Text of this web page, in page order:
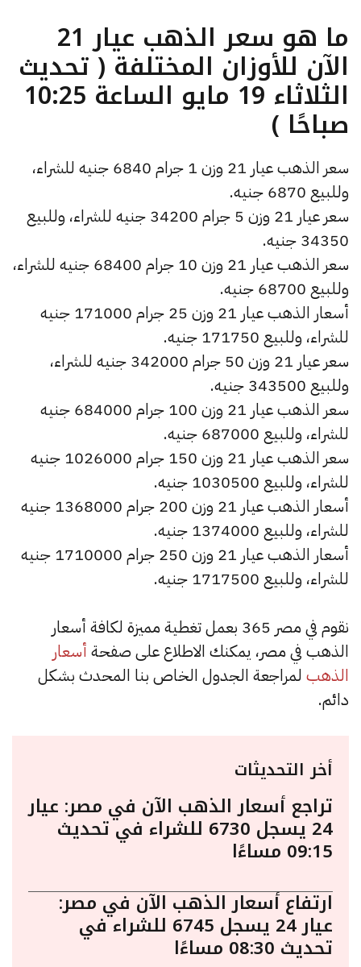
ما هو سعر الذهب عيار 21
الآن للأوزان المختلفة ( تحديث
الثلاثاء 19 مايو الساعة 10:25
صباحًا )
سعر الذهب عيار 21 وزن 1 جرام 6840 جنيه للشراء،
وللبيع 6870 جنيه.
سعر عيار 21 وزن 5 جرام 34200 جنيه للشراء، وللبيع
34350 جنيه.
سعر الذهب عيار 21 وزن 10 جرام 68400 جنيه للشراء،
وللبيع 68700 جنيه.
أسعار الذهب عيار 21 وزن 25 جرام 171000 جنيه
للشراء، وللبيع 171750 جنيه.
سعر عيار 21 وزن 50 جرام 342000 جنيه للشراء،
وللبيع 343500 جنيه.
سعر الذهب عيار 21 وزن 100 جرام 684000 جنيه
للشراء، وللبيع 687000 جنيه.
سعر الذهب عيار 21 وزن 150 جرام 1026000 جنيه
للشراء، وللبيع 1030500 جنيه.
أسعار الذهب عيار 21 وزن 200 جرام 1368000 جنيه
للشراء، وللبيع 1374000 جنيه.
أسعار الذهب عيار 21 وزن 250 جرام 1710000 جنيه
للشراء، وللبيع 1717500 جنيه.
نقوم في مصر 365 بعمل تغطية مميزة لكافة أسعار
الذهب في مصر، يمكنك الاطلاع على صفحة أسعار
الذهب لمراجعة الجدول الخاص بنا المحدث بشكل
دائم.
أخر التحديثات
تراجع أسعار الذهب الآن في مصر: عيار
24 يسجل 6730 للشراء في تحديث
09:15 مساءًا
ارتفاع أسعار الذهب الآن في مصر:
عيار 24 يسجل 6745 للشراء في
تحديث 08:30 مساءًا